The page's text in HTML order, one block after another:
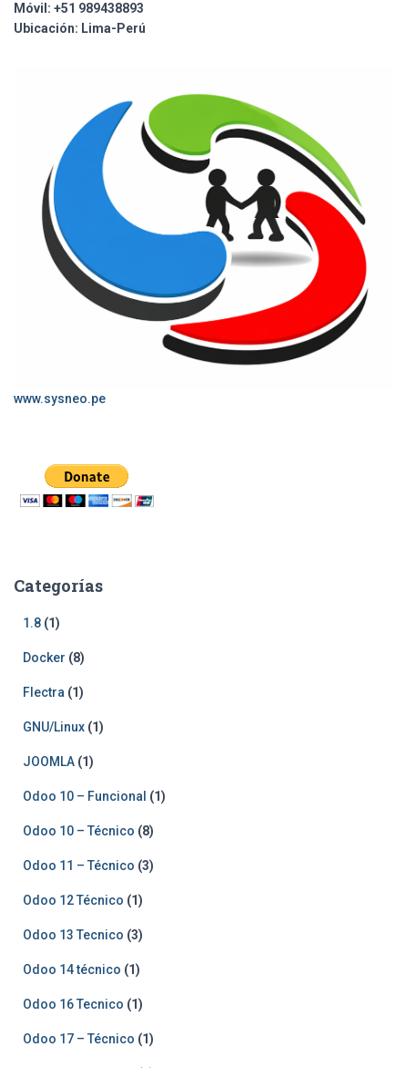
Móvil: +51 ​989438893
Ubicación: Lima-Perú
www.sysneo.pe
Categorías
1.8 (1)
Docker (8)
Flectra (1)
GNU/Linux (1)
JOOMLA (1)
Odoo 10 – Funcional (1)
Odoo 10 – Técnico (8)
Odoo 11 – Técnico (3)
Odoo 12 Técnico (1)
Odoo 13 Tecnico (3)
Odoo 14 técnico (1)
Odoo 16 Tecnico (1)
Odoo 17 – Técnico (1)